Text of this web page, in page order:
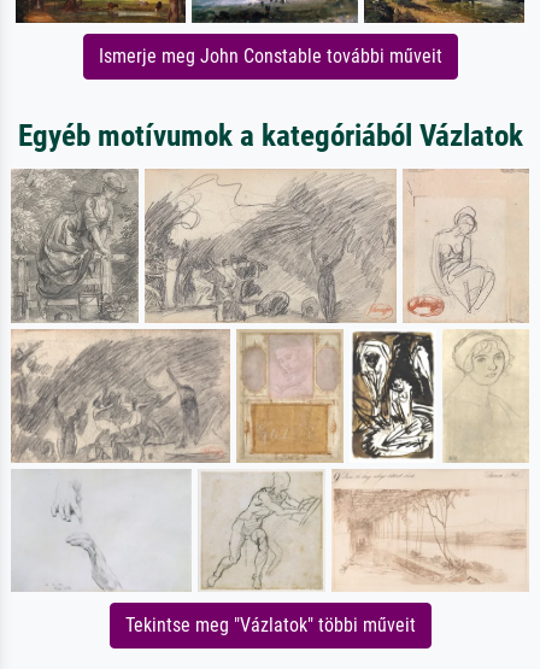
Ismerje meg John Constable további műveit
Egyéb motívumok a kategóriából Vázlatok
Tekintse meg "Vázlatok" többi műveit